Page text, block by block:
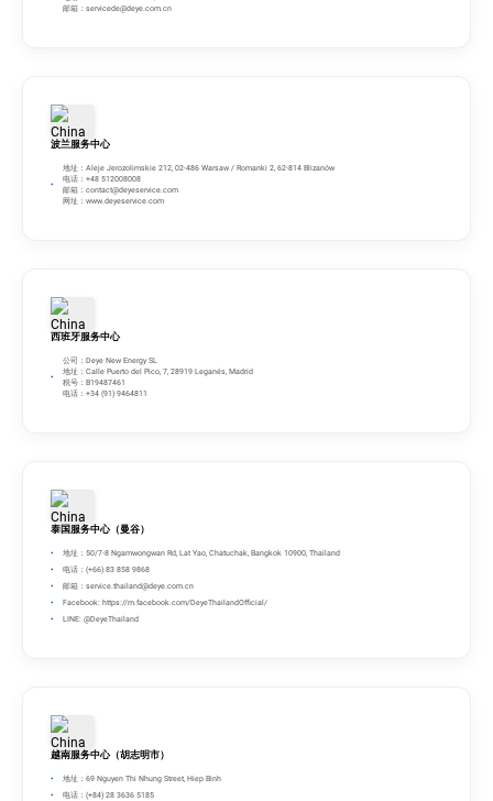
邮箱： servicede@deye.com.cn
波兰服务中心
地址：Aleje Jerozolimskie 212, 02-486 Warsaw / Romanki 2, 62-814 Blizanów
电话：+48 512008008
邮箱： contact@deyeservice.com
网址：www.deyeservice.com
西班牙服务中心
公司：Deye New Energy SL
地址：Calle Puerto del Pico, 7, 28919 Leganés, Madrid
税号：B19487461
电话：+34 (91) 9464811
泰国服务中心（曼谷）
地址：50/7-8 Ngamwongwan Rd, Lat Yao, Chatuchak, Bangkok 10900, Thailand
电话：(+66) 83 858 9868
邮箱： service.thailand@deye.com.cn
Facebook: https://m.facebook.com/DeyeThailandOfficial/
LINE: @DeyeThailand
越南服务中心（胡志明市）
地址：69 Nguyen Thi Nhung Street, Hiep Binh
电话：(+84) 28 3636 5185